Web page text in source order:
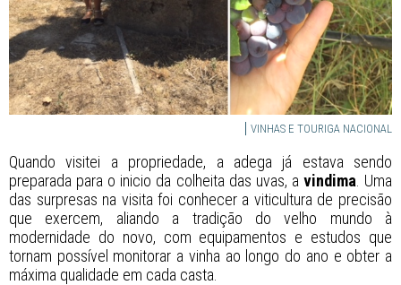
VINHAS E TOURIGA NACIONAL
Quando visitei a propriedade, a adega já estava sendo
preparada para o inicio da colheita das uvas, a vindima . Uma
das surpresas na visita foi conhecer a viticultura de precisão
que exercem, aliando a tradição do velho mundo à
modernidade do novo, com equipamentos e estudos que
tornam possível monitorar a vinha ao longo do ano e obter a
máxima qualidade em cada casta.